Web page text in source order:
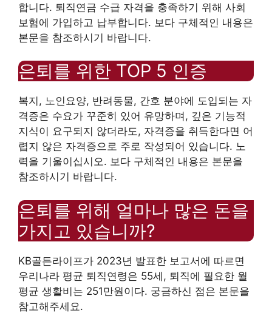
합니다. 퇴직연금 수급 자격을 충족하기 위해 사회
보험에 가입하고 납부합니다. 보다 구체적인 내용은
본문을 참조하시기 바랍니다.
은퇴를 위한 TOP 5 인증
복지, 노인요양, 반려동물, 간호 분야에 도입되는 자
격증은 수요가 꾸준히 있어 유망하며, 깊은 기능적
지식이 요구되지 않더라도, 자격증을 취득한다면 어
렵지 않은 자격증으로 주로 작성되어 있습니다. 노
력을 기울이십시오. 보다 구체적인 내용은 본문을
참조하시기 바랍니다.
은퇴를 위해 얼마나 많은 돈을
가지고 있습니까?
KB골든라이프가 2023년 발표한 보고서에 따르면
우리나라 평균 퇴직연령은 55세, 퇴직에 필요한 월
평균 생활비는 251만원이다. 궁금하신 점은 본문을
참고해주세요.